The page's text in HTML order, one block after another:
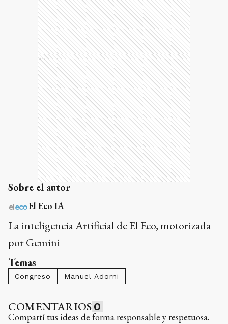
Ads
Sobre el autor
El Eco IA
La inteligencia Artificial de El Eco, motorizada
por Gemini
Temas
Congreso Manuel Adorni
COMENTARIOS 0
Compartí tus ideas de forma responsable y respetuosa.